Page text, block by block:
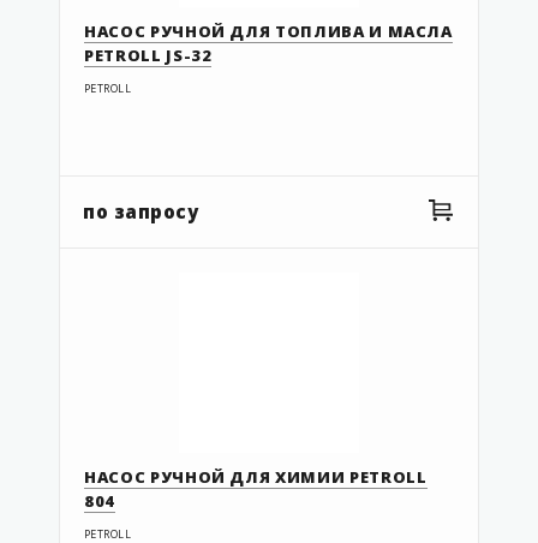
НАСОС РУЧНОЙ ДЛЯ ТОПЛИВА И МАСЛА
PETROLL JS-32
PETROLL
по запросу
НАСОС РУЧНОЙ ДЛЯ ХИМИИ PETROLL
804
PETROLL